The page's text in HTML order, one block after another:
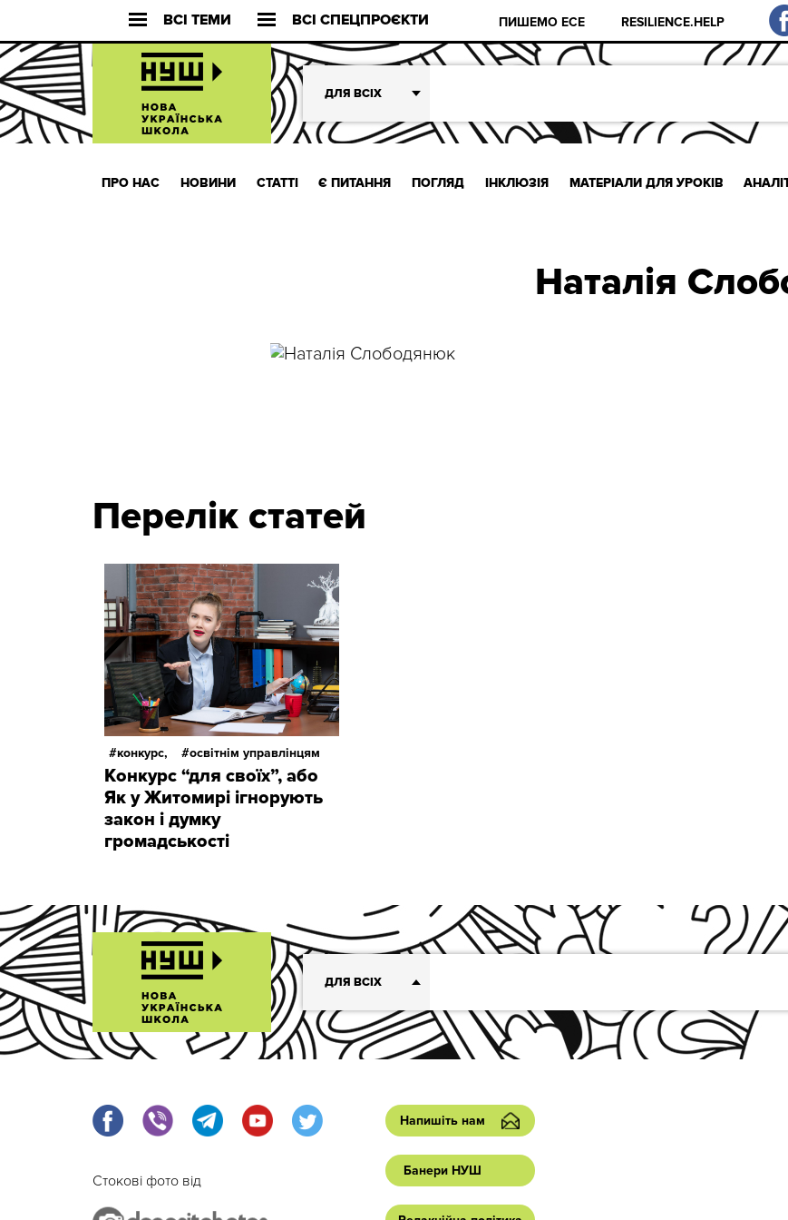
ВСІ ТЕМИ ВСІ СПЕЦПРОЄКТИ ПИШЕМО ЕСЕ RESILIENCE.HELP
ДЛЯ ВСІХ
ПРО НАС НОВИНИ СТАТТІ Є ПИТАННЯ ПОГЛЯД ІНКЛЮЗІЯ МАТЕРІАЛИ ДЛЯ УРОКІВ
Наталія
Перелік статей
конкурс, освітнім управлінцям
Конкурс “для своїх”, або
Як у Житомирі ігнорують
закон і думку
громадськості
ДЛЯ ВСІХ
Стокові фото від
Напишіть нам
Банери НУШ